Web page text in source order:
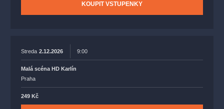
KOUPIT VSTUPENKY
Streda 2.12.2026 9:00
Malá scéna HD Karlín
Praha
249 Kč